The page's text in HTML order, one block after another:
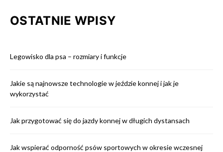
OSTATNIE WPISY
Legowisko dla psa – rozmiary i funkcje
Jakie są najnowsze technologie w jeździe konnej i jak je
wykorzystać
Jak przygotować się do jazdy konnej w długich dystansach
Jak wspierać odporność psów sportowych w okresie wczesnej